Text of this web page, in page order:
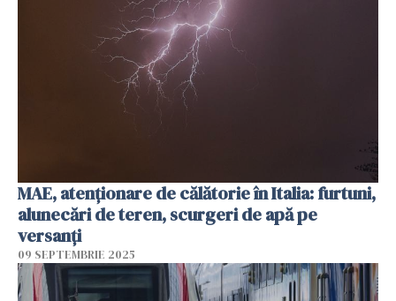
MAE, atenţionare de călătorie în Italia: furtuni,
alunecări de teren, scurgeri de apă pe
versanţi
09 SEPTEMBRIE 2025